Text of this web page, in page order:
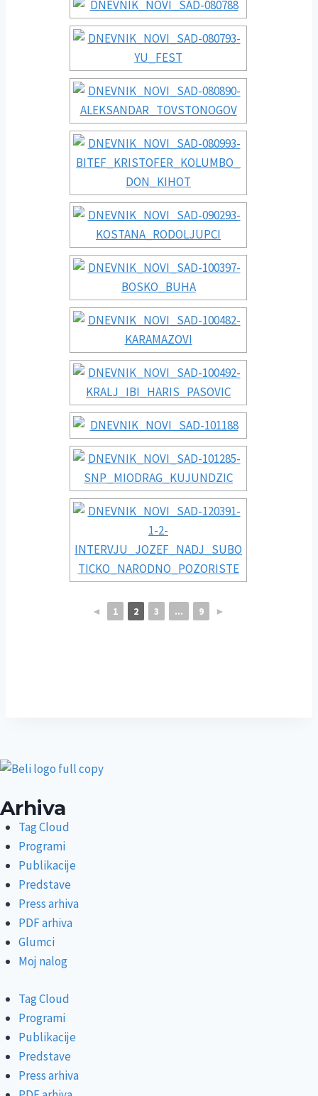
◄ 1 2 3 ... 9 ►
Arhiva
Tag Cloud
Programi
Publikacije
Predstave
Press arhiva
PDF arhiva
Glumci
Moj nalog
Tag Cloud
Programi
Publikacije
Predstave
Press arhiva